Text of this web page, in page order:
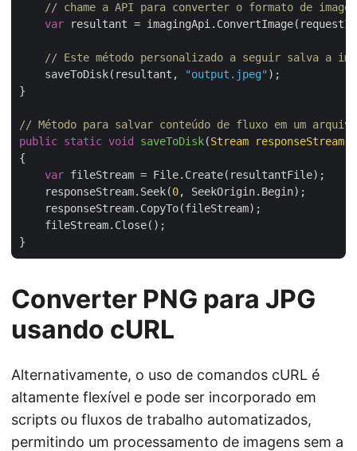
// chame a API para converter o formato de imagem
var resultant =
// Este método personalizado a seguir salva a
    saveToDisk(resultant,
"output.jpeg" );
}
// Método para salvar conteúdo de fluxo em um
public static void saveToDisk(Stream
{
var fileStream = File.Create(resultantFile);
    responseStream.Seek(
0, SeekOrigin.Begin);
    responseStream.CopyTo(fileStream);
    fileStream.Close();
Converter PNG para JPG
usando cURL
Alternativamente, o uso de comandos cURL é
altamente flexível e pode ser incorporado em
scripts ou fluxos de trabalho automatizados,
permitindo um processamento de imagens sem a